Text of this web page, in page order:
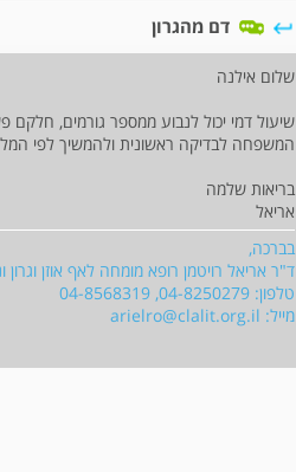
דם מהגרון
שלום אילנה
שיעול דמי יכול לנבוע ממספר גורמים,
המשפחה לבדיקה ראשונית ולהמשיך לפי
בריאות שלמה
אריאל
בברכה,
ד"ר אריאל רויטמן רופא מומחה לאף אוזן וגרון
טלפון: 04-8250279, 04-8568319
מייל: arielro@clalit.org.il